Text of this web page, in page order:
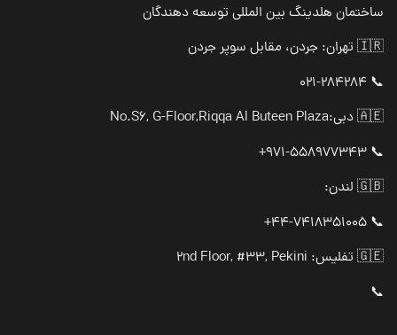
ساختمان هلدینگ بین المللی توسعه دهندگان
🇮🇷 تهران: جردن، مقابل سوپر جردن
📞 021-284284
🇦🇪 دبی:
No.S6, G-Floor,Riqqa Al Buteen Plaza
📞 971-558977343+
🇬🇧 لندن:
📞 44-7418351005+
🇬🇪 تفلیس: 2nd Floor, #33, Pekini
📞